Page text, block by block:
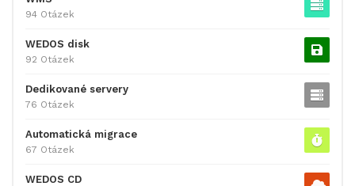
94 Otázek
WEDOS disk
92 Otázek
Dedikované servery
76 Otázek
Automatická migrace
67 Otázek
WEDOS CD